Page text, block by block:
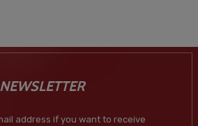
NEWSLETTER
address if you want to receive